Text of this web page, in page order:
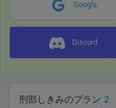
Google
Discord
刑部しきみのプラン 2